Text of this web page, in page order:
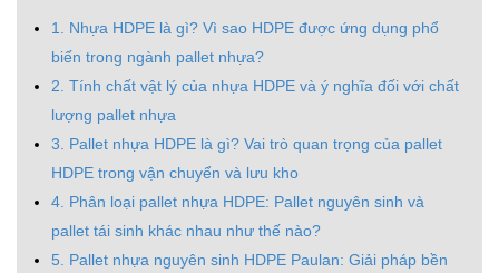
1. Nhựa HDPE là gì? Vì sao HDPE được ứng dụng phổ
biến trong ngành pallet nhựa?
2. Tính chất vật lý của nhựa HDPE và ý nghĩa đối với chất
lượng pallet nhựa
3. Pallet nhựa HDPE là gì? Vai trò quan trọng của pallet
HDPE trong vận chuyển và lưu kho
4. Phân loại pallet nhựa HDPE: Pallet nguyên sinh và
pallet tái sinh khác nhau như thế nào?
5. Pallet nhựa nguyên sinh HDPE Paulan: Giải pháp bền